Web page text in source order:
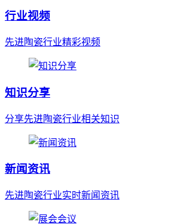
行业视频
先进陶瓷行业精彩视频
知识分享
分享先进陶瓷行业相关知识
新闻资讯
先进陶瓷行业实时新闻资讯